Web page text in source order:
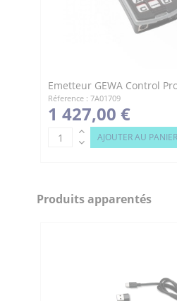
Emetteur GEWA Control
Réference : 7A01709
1 427,00 €
AJOUTER AU PANIER
Produits apparentés